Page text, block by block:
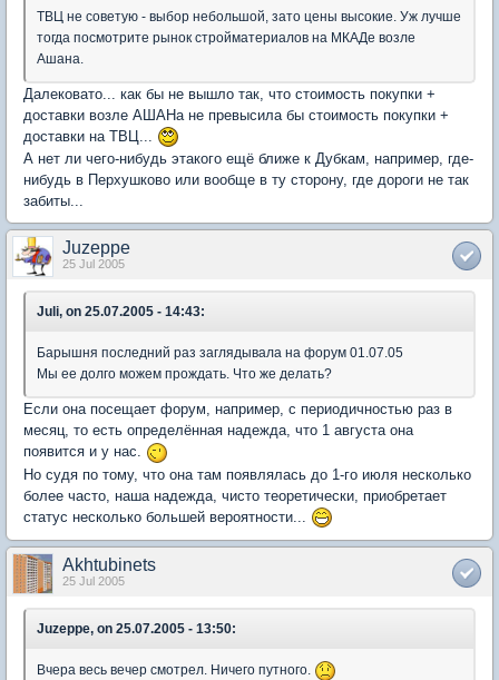
ТВЦ не советую - выбор небольшой, зато цены высокие. Уж лучше
тогда посмотрите рынок стройматериалов на МКАДе возле
Ашана.
Далековато... как бы не вышло так, что стоимость покупки +
доставки возле АШАНа не превысила бы стоимость покупки +
доставки на ТВЦ...
А нет ли чего-нибудь этакого ещё ближе к Дубкам, например, где-
нибудь в Перхушково или вообще в ту сторону, где дороги не так
забиты...
Juzeppe
25 Jul 2005
Juli, on 25.07.2005 - 14:43:
Барышня последний раз заглядывала на форум 01.07.05
Мы ее долго можем прождать. Что же делать?
Если она посещает форум, например, с периодичностью раз в
месяц, то есть определённая надежда, что 1 августа она
появится и у нас.
Но судя по тому, что она там появлялась до 1-го июля несколько
более часто, наша надежда, чисто теоретически, приобретает
статус несколько большей вероятности...
Akhtubinets
25 Jul 2005
Juzeppe, on 25.07.2005 - 13:50:
Вчера весь вечер смотрел. Ничего путного.